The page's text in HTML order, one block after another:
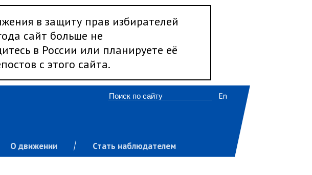
в защиту прав избирателей
сайт больше не
в России или планируете её
с этого сайта.
О движении Стать наблюдателем
En